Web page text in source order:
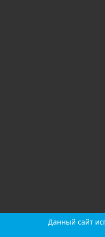
Карта сайтаДанный сайт